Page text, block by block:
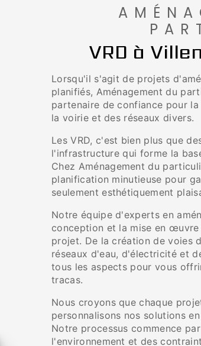
VRD à
Lorsqu'il s'agit de projets
planifiés, Aménagement du
partenaire de confiance pour
la voirie et des réseaux divers.
Les VRD, c'est bien plus que
l'infrastructure qui forme la
Chez Aménagement du
planification minutieuse pour
seulement esthétiquement
Notre équipe d'experts en
conception et la mise en œuvre
projet. De la création de voies
réseaux d'eau, d'électricité et
tous les aspects pour vous
tracas.
Nous croyons que chaque
personnalisons nos solutions
Notre processus commence
l'environnement et des